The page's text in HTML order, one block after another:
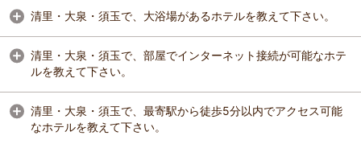
清里・大泉・須玉で、大浴場があるホテルを教えて下さい。
清里・大泉・須玉で、部屋でインターネット接続が可能なホテ
ルを教えて下さい。
清里・大泉・須玉で、最寄駅から徒歩5分以内でアクセス可能
なホテルを教えて下さい。